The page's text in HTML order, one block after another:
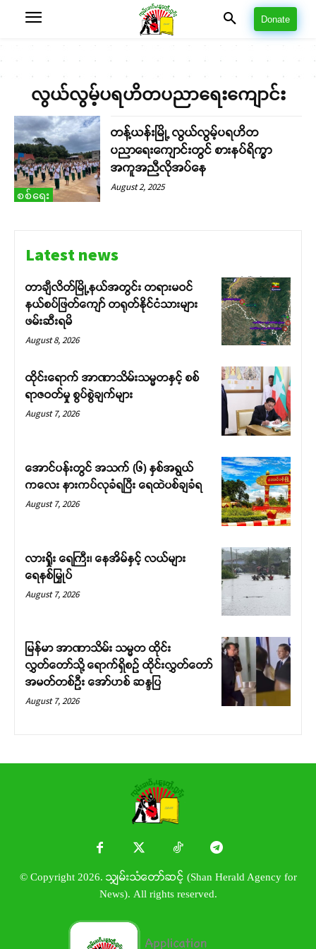
Donate
လွယ်လွမ့်ပရဟိတပညာရေးကျောင်း
စစ်ရေး
တန့်ယန်းမြို့ လွယ်လွမ့်ပရဟိတ
ပညာရေးကျောင်းတွင် စားနပ်ရိက္ခာ
အကူအညီလိုအပ်နေ
August 2, 2025
Latest news
တာချီလိတ်မြို့နယ်အတွင်း တရားမဝင်
နယ်စပ်ဖြတ်ကျော် တရုတ်နိုင်ငံသားများ
ဖမ်းဆီးရမိ
August 8, 2026
ထိုင်းရောက် အာဏာသိမ်းသမ္မတနှင့် စစ်
ရာဇဝတ်မှု စွပ်စွဲချက်များ
August 7, 2026
အောင်ပန်းတွင် အသက် (၆) နှစ်အရွယ်
ကလေး နားကပ်လုခံရပြီး ရေထဲပစ်ချခံရ
August 7, 2026
လားရှိုး ရေကြီး၊ နေအိမ်နှင့် လယ်များ
ရေနစ်မြှုပ်
August 7, 2026
မြန်မာ အာဏာသိမ်း သမ္မတ ထိုင်း
လွှတ်တော်သို့ ရောက်ရှိစဉ် ထိုင်းလွှတ်တော်
အမတ်တစ်ဦး အော်ဟစ် ဆန္ဒပြ
August 7, 2026
© Copyright 2026. သျှမ်းသံတော်ဆင့် (Shan Herald Agency for
News). All rights reserved.